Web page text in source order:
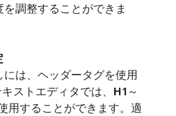
調整することができま
は、ヘッダータグを使用
ストエディタでは、H1～
用することができます。適